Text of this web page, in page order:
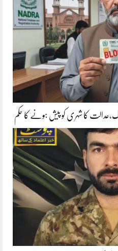
کا شہری کو پیش ہونے کا حکم